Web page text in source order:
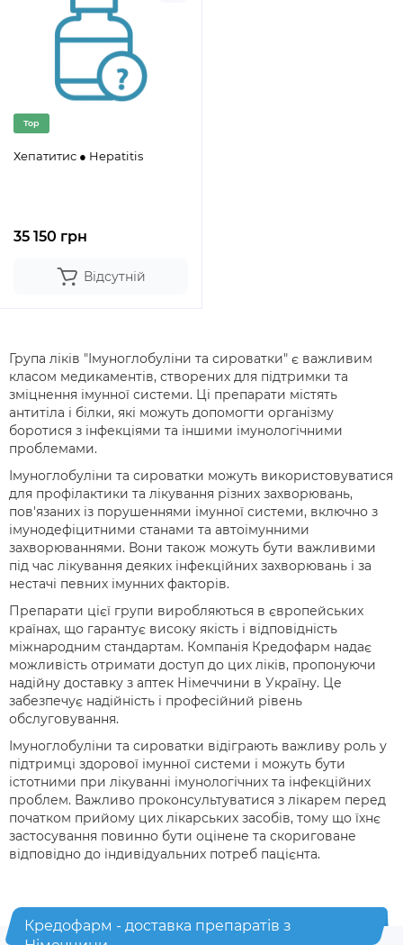
Top
Хепатитис ● Hepatitis
35 150 грн
Відсутній
Група ліків "Імуноглобуліни та сироватки" є важливим
класом медикаментів, створених для підтримки та
зміцнення імунної системи. Ці препарати містять
антитіла і білки, які можуть допомогти організму
боротися з інфекціями та іншими імунологічними
проблемами.
Імуноглобуліни та сироватки можуть використовуватися
для профілактики та лікування різних захворювань,
пов'язаних із порушеннями імунної системи, включно з
імунодефіцитними станами та автоімунними
захворюваннями. Вони також можуть бути важливими
під час лікування деяких інфекційних захворювань і за
нестачі певних імунних факторів.
Препарати цієї групи виробляються в європейських
країнах, що гарантує високу якість і відповідність
міжнародним стандартам. Компанія Кредофарм надає
можливість отримати доступ до цих ліків, пропонуючи
надійну доставку з аптек Німеччини в Україну. Це
забезпечує надійність і професійний рівень
обслуговування.
Імуноглобуліни та сироватки відіграють важливу роль у
підтримці здорової імунної системи і можуть бути
істотними при лікуванні імунологічних та інфекційних
проблем. Важливо проконсультуватися з лікарем перед
початком прийому цих лікарських засобів, тому що їхнє
застосування повинно бути оцінене та скориговане
відповідно до індивідуальних потреб пацієнта.
Кредофарм - доставка препаратів з